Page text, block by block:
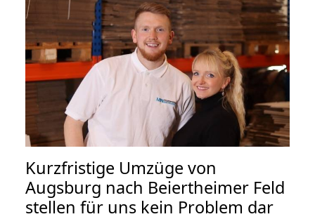
Kurzfristige Umzüge von
Augsburg nach Beiertheimer Feld
stellen für uns kein Problem dar